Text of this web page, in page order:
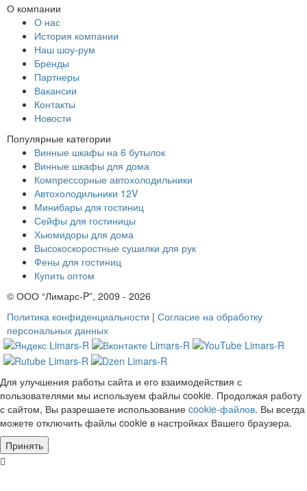
О компании
О нас
История компании
Наш шоу-рум
Бренды
Партнеры
Вакансии
Контакты
Новости
Популярные категории
Винные шкафы на 6 бутылок
Винные шкафы для дома
Компрессорные автохолодильники
Автохолодильники 12V
Минибары для гостиниц
Сейфы для гостиницы
Хьюмидоры для дома
Высокоскоростные сушилки для рук
Фены для гостиниц
Купить оптом
© ООО “Лимарс-P”, 2009 - 2026
Политика конфиденциальности | Согласие на обработку
персональных данных
Для улучшения работы сайта и его взаимодействия с
пользователями мы используем файлы cookie. Продолжая работу
с сайтом, Вы разрешаете использование cookie-файлов. Вы всегда
можете отключить файлы cookie в настройках Вашего браузера.
Принять